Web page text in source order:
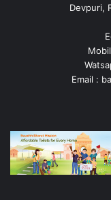
Devpuri,
Email :